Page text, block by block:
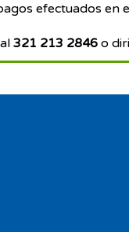
efectuados en
321 213 2846o